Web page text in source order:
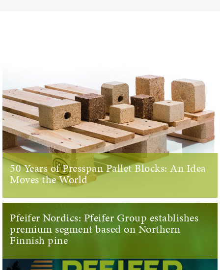
50 Years of Presspan Pallet Blocks: An Idea
Moves the World
Pfeifer Nordics: Pfeifer Group establishes
premium segment based on Northern
Finnish pine